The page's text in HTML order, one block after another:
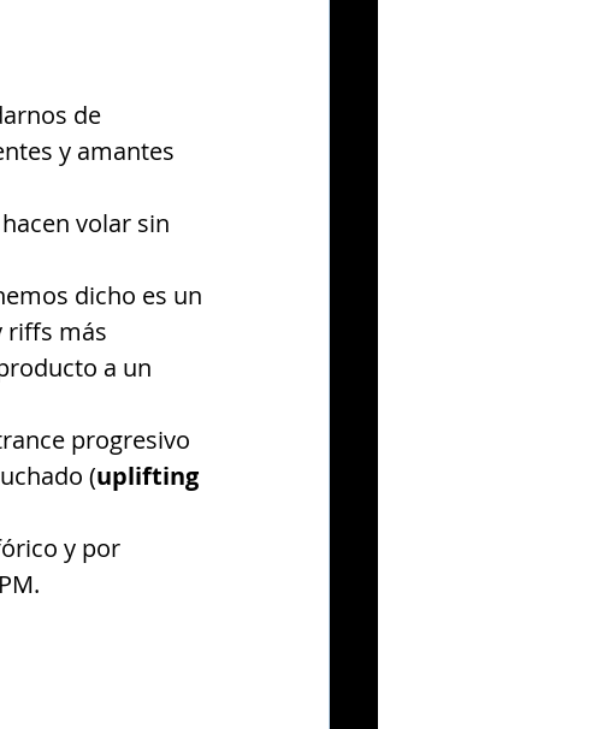
de
y amantes
volar sin
dicho es un
riffs más
a un
progresivo
(uplifting